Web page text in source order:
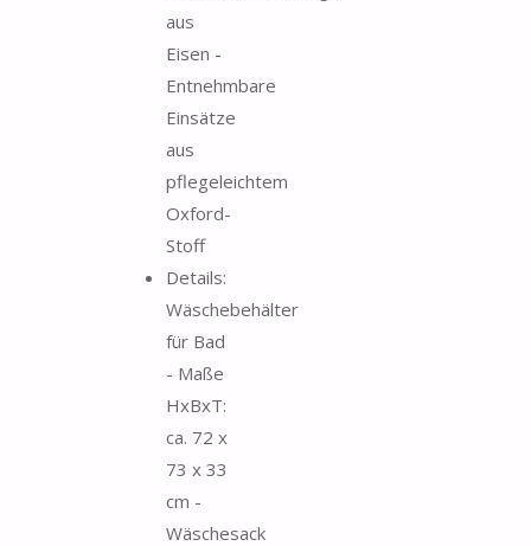
aus
Eisen -
Entnehmbare
Einsätze
aus
pflegeleichtem
Oxford-
Stoff
Details:
Wäschebehälter
für Bad
- Maße
HxBxT:
ca. 72 x
73 x 33
cm -
Wäschesack